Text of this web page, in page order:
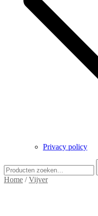
Privacy policy
naar:
Home /Vijver